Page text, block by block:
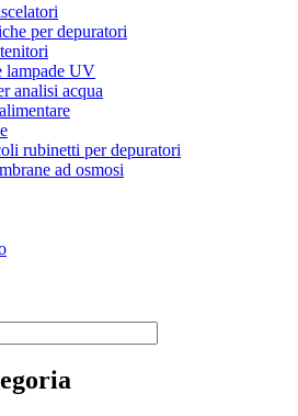
per depuratori
lampade UV
analisi acqua
rubinetti per depuratori
ad osmosi